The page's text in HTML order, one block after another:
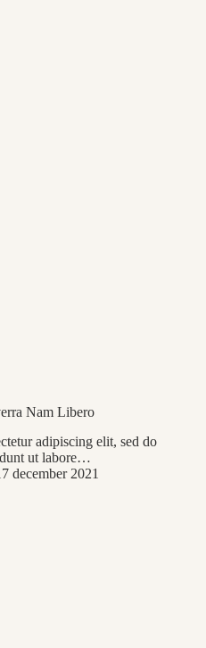
Nam Libero
adipiscing elit, sed do
ut labore…
december 2021